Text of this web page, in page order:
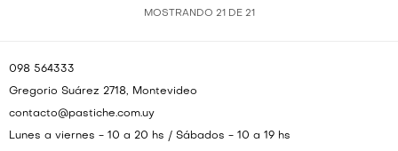
MOSTRANDO 21 DE 21
098 564333
Gregorio Suárez 2718, Montevideo
contacto@pastiche.com.uy
Lunes a viernes - 10 a 20 hs / Sábados - 10 a 19 hs